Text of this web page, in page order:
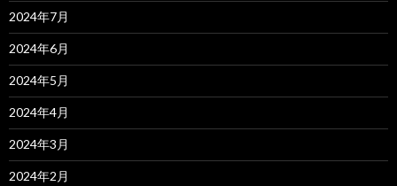
2024年7月
2024年6月
2024年5月
2024年4月
2024年3月
2024年2月